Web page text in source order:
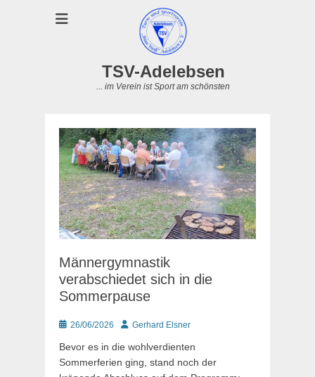
TSV-Adelebsen
... im Verein ist Sport am schönsten
Männergymnastik
verabschiedet sich in die
Sommerpause
Posted
26/06/2026 AutorGerhard Elsner
Bevor es in die wohlverdienten
Sommerferien ging, stand noch der